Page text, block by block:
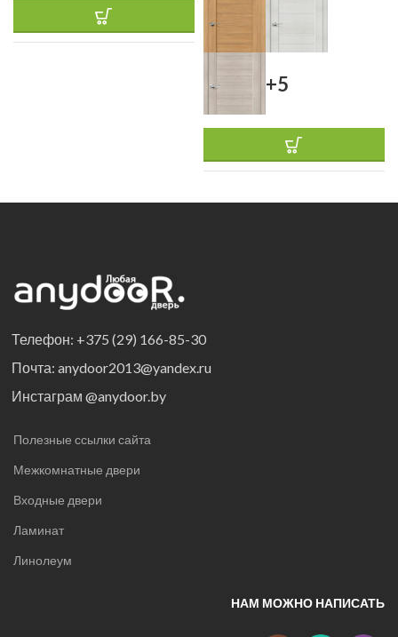
+5
Телефон: +375 (29) 166-85-30
Почта: anydoor2013@yandex.ru
Инстаграм @anydoor.by
Полезные ссылки сайта
Межкомнатные двери
Входные двери
Ламинат
Линолеум
НАМ МОЖНО НАПИСАТЬ